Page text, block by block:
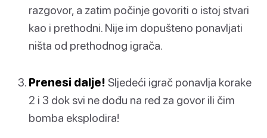
razgovor, a zatim počinje govoriti o istoj stvari
kao i prethodni. Nije im dopušteno ponavljati
ništa od prethodnog igrača.
Prenesi dalje! Sljedeći igrač ponavlja korake
2 i 3 dok svi ne dođu na red za govor ili čim
bomba eksplodira!